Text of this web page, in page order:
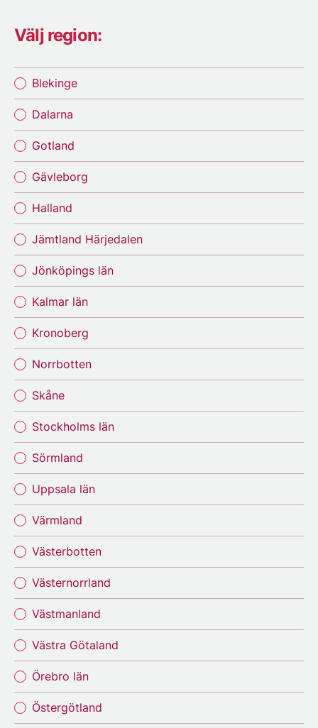
Välj region:
Blekinge
Dalarna
Gotland
Gävleborg
Halland
Jämtland Härjedalen
Jönköpings län
Kalmar län
Kronoberg
Norrbotten
Skåne
Stockholms län
Sörmland
Uppsala län
Värmland
Västerbotten
Västernorrland
Västmanland
Västra Götaland
Örebro län
Östergötland